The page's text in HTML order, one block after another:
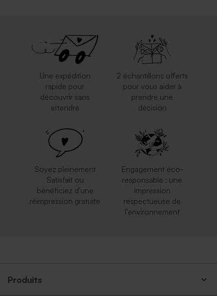
Une expédition
rapide pour
découvrir sans
attendre
2 échantillons offerts
pour vous aider à
prendre une
décision
Soyez pleinement
Satisfait ou
bénéficiez d'une
réimpression gratuite
Engagement éco-
responsable : une
impression
respectueuse de
l'environnement
Produits